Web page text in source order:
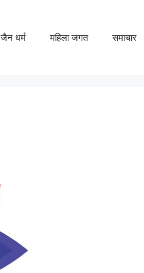
जैन धर्म महिला जगत समाचार